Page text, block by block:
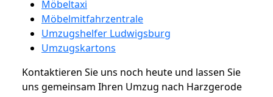
Möbeltaxi
Möbelmitfahrzentrale
Umzugshelfer Ludwigsburg
Umzugskartons
Kontaktieren Sie uns noch heute und lassen Sie
uns gemeinsam Ihren Umzug nach Harzgerode